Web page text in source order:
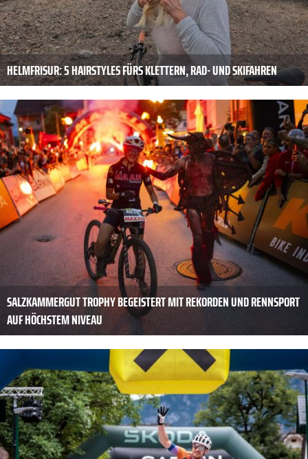
HELMFRISUR: 5 HAIRSTYLES FÜRS KLETTERN, RAD- UND SKIFAHREN
SALZKAMMERGUT TROPHY BEGEISTERT MIT REKORDEN UND RENNSPORT
AUF HÖCHSTEM NIVEAU